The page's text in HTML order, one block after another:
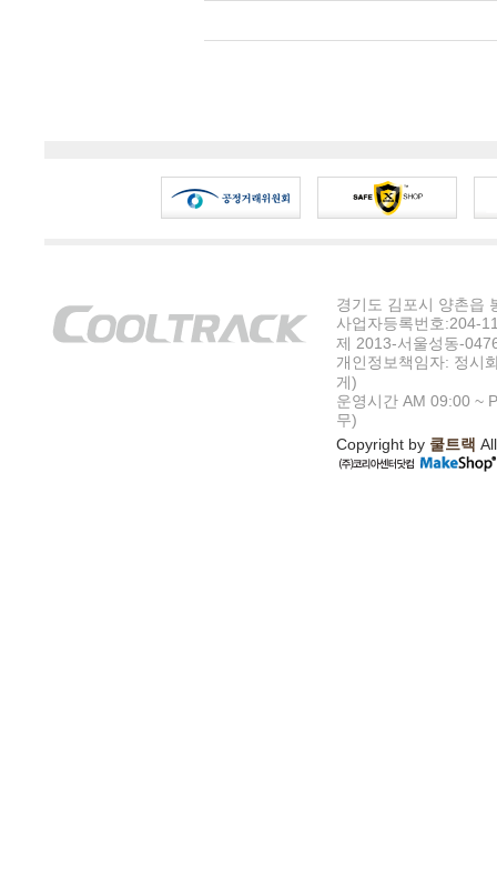
경기도 김포시 양촌읍
사업자등록번호:204-
제 2013-서울성동-
개인정보책임자: 정시
게)
운영시간 AM 09:00 ~
무)
Copyright by 쿨트랙